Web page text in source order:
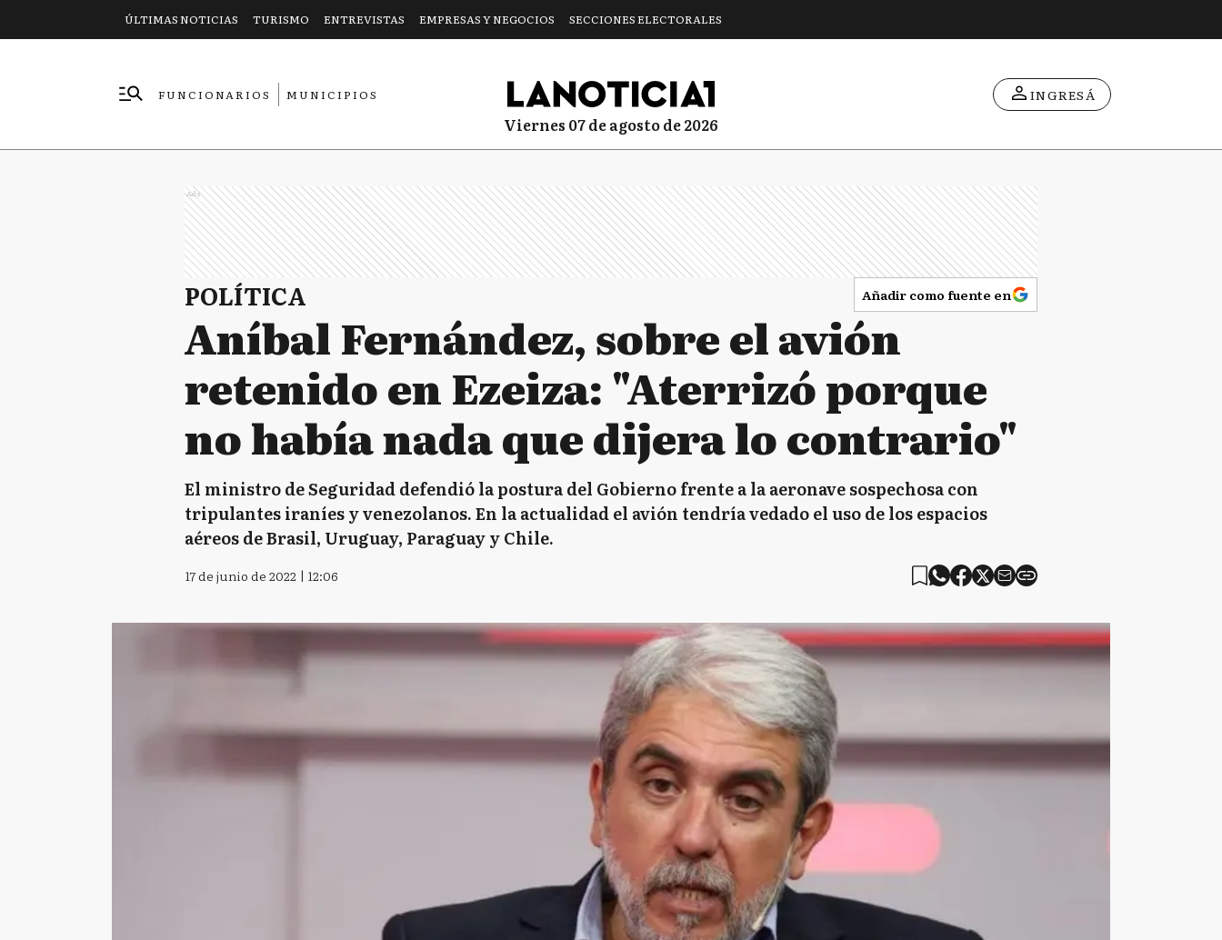
ÚLTIMAS NOTICIAS TURISMO ENTREVISTAS EMPRESAS Y NEGOCIOS SECCIONES ELECTORALES
FUNCIONARIOS
MUNICIPIOS
viernes 07 de agosto de 2026
INGRESÁ
Ads
POLÍTICA Añadir como fuente en
Aníbal Fernández, sobre el avión
retenido en Ezeiza: "Aterrizó porque
no había nada que dijera lo contrario"
El ministro de Seguridad defendió la postura del Gobierno frente a la aeronave sospechosa con
tripulantes iraníes y venezolanos. En la actualidad el avión tendría vedado el uso de los espacios
aéreos de Brasil, Uruguay, Paraguay y Chile.
17 de junio de 2022 | 12:06